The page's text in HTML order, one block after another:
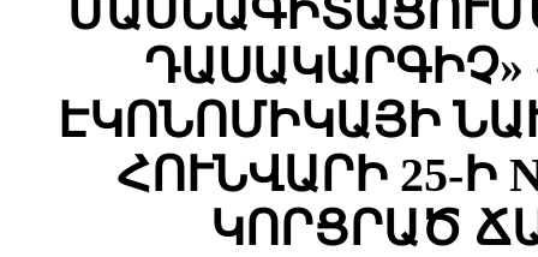
ԴԱՍԱԿԱՐԳԻՉ»
ԷԿՈՆՈՄԻԿԱՅԻ
ՀՈՒՆՎԱՐԻ 25-Ի
ԿՈՐՑՐԱԾ